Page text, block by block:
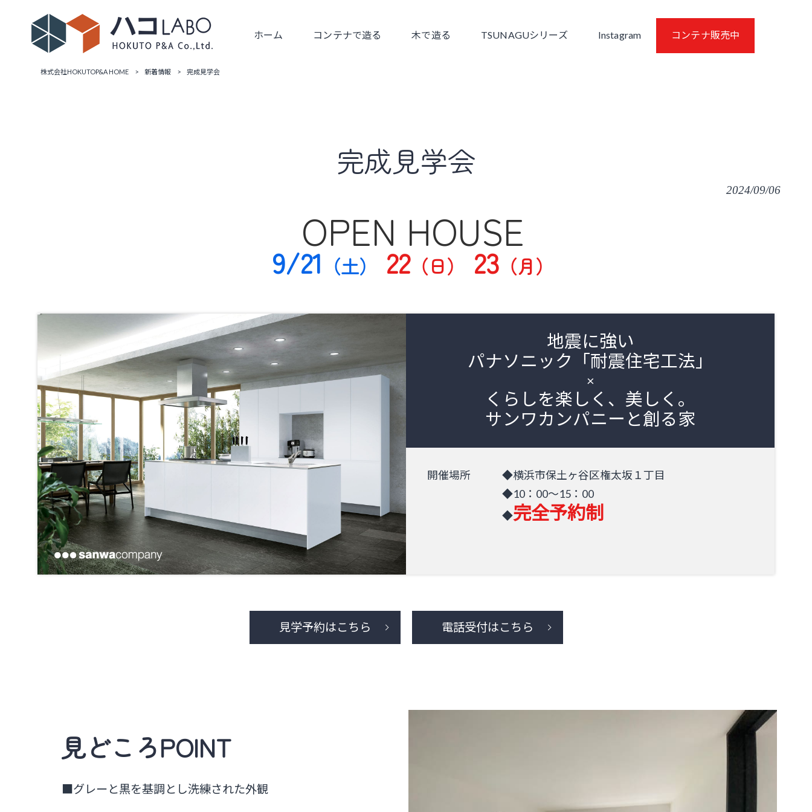
ホーム コンテナで造る ​木で造る TSUNAGUシリーズ Instagram コンテナ販売中
株式会社HOKUTOP&A HOME > 新着情報 > 完成見学会
完成見学会
2024/09/06
OPEN HOUSE
9/21 （土） 22（日） 23 （月）
地震に強い
パナソニック「耐震住宅工法」
×
くらしを楽しく、美しく。
サンワカンパニーと創る家
​開催場所
横浜市保土ヶ谷区権太坂１丁目​
10：00～15：00
完全予約制
見学予約はこちら 電話受付はこちら
見どころPOINT
■グレーと黒を基調とし洗練された外観